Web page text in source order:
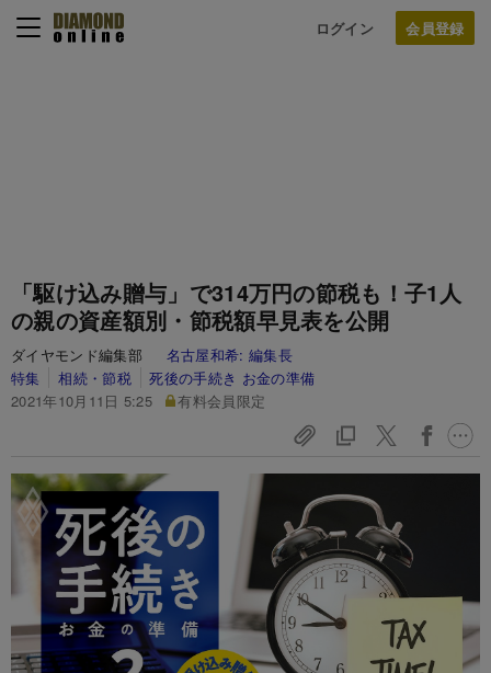
ログイン
「駆け込み贈与」で314万円の節税も！子1人
の親の資産額別・節税額早見表を公開
ダイヤモンド編集部 名古屋和希:編集長
特集
相続・節税
死後の手続き お金の準備
2021年10月11日 5:25
有料会員限定